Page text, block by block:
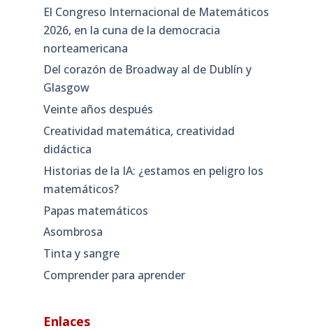
El Congreso Internacional de Matemáticos
2026, en la cuna de la democracia
norteamericana
Del corazón de Broadway al de Dublín y
Glasgow
Veinte años después
Creatividad matemática, creatividad
didáctica
Historias de la IA: ¿estamos en peligro los
matemáticos?
Papas matemáticos
Asombrosa
Tinta y sangre
Comprender para aprender
Enlaces